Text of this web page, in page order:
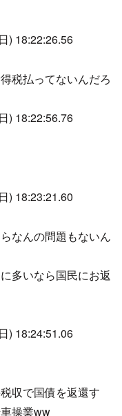
) 18:22:26.56
税払ってないんだろ
) 18:22:56.76
) 18:23:21.60
なんの問題もないん
多いなら国民にお返
) 18:24:51.06
収で国債を返還す
操業ww